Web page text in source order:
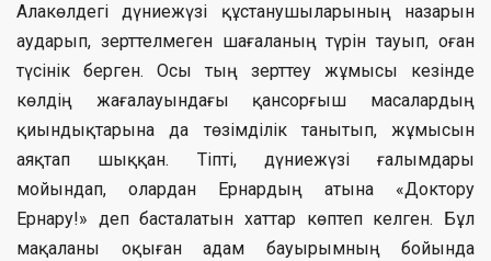
Алакөлдегі дүниежүзі құстанушыларының назарын
аударып, зерттелмеген шағаланың түрін тауып, оған
түсінік берген. Осы тың зерттеу жұмысы кезінде
көлдің жағалауындағы қансорғыш масалардың
қиындықтарына да төзімділік танытып, жұмысын
аяқтап шыққан. Тіпті, дүниежүзі ғалымдары
мойындап, олардан Ернардың атына «Доктору
Ернару!» деп басталатын хаттар көптеп келген. Бұл
мақаланы оқыған адам бауырымның бойында